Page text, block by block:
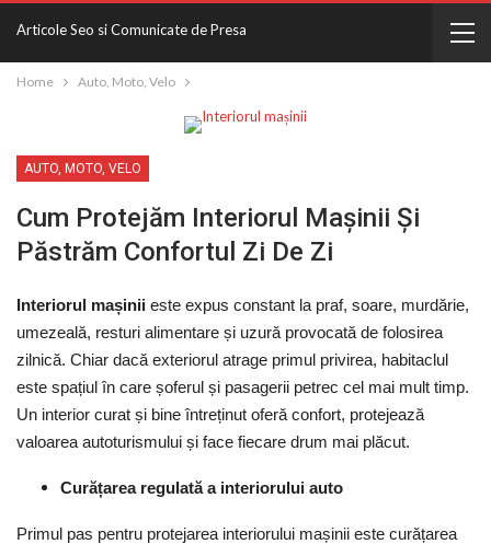
Articole Seo si Comunicate de Presa
Home Auto, Moto, Velo
AUTO, MOTO, VELO
Cum Protejăm Interiorul Mașinii Și
Păstrăm Confortul Zi De Zi
Interiorul mașinii este expus constant la praf, soare, murdărie,
umezeală, resturi alimentare și uzură provocată de folosirea
zilnică. Chiar dacă exteriorul atrage primul privirea, habitaclul
este spațiul în care șoferul și pasagerii petrec cel mai mult timp.
Un interior curat și bine întreținut oferă confort, protejează
valoarea autoturismului și face fiecare drum mai plăcut.
Curățarea regulată a interiorului auto
Primul pas pentru protejarea interiorului mașinii este curățarea